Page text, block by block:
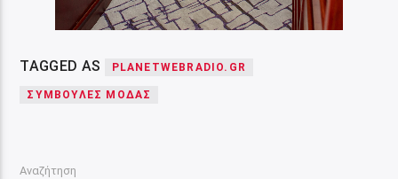
TAGGED AS PLANETWEBRADIO.GR
ΣΥΜΒΟΥΛΕΣ ΜΟΔΑΣ
Αναζήτηση